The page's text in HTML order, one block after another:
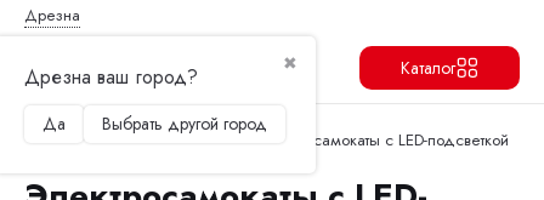
Дрезна
✖
Дрезна ваш город?
Да Выбрать другой город
Каталог
Главная Электросамокаты Электросамокаты с LED-подсветкой
Продолжить Перейти в корзину